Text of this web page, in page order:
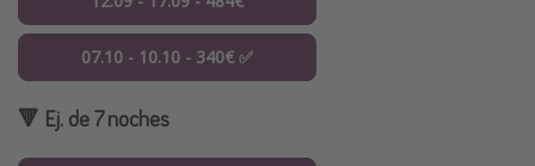
07.10 - 10.10 - 340€ ✅
🔻 Ej. de 7 noches